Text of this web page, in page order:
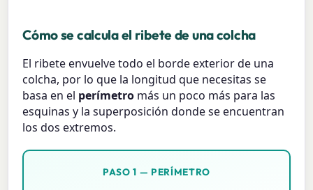
Cómo se calcula el ribete de una colcha
El ribete envuelve todo el borde exterior de una
colcha, por lo que la longitud que necesitas se
basa en el perímetro más un poco más para las
esquinas y la superposición donde se encuentran
los dos extremos.
PASO 1 — PERÍMETRO